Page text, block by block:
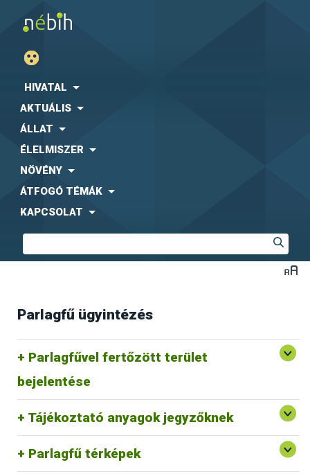
HIVATAL
AKTUÁLIS
ÁLLAT
ÉLELMISZER
NÖVÉNY
ÁTFOGÓ TÉMÁK
KAPCSOLAT
Parlagfű ügyintézés
Parlagfűvel fertőzött terület
bejelentése
Parlagfű Bejelentő Rendszer
Egyéb p arlagfű bejelentési lehetőségek
Tájékoztató anyagok jegyzőknek
Védekezés a parlagfű és az egyéb gyomnövények ellen
Parlagfű térképek
Parlagfű információs térkép
Parlagfű bejelentés térkép
Parlagfű elleni hatósági tevékenység belterületen